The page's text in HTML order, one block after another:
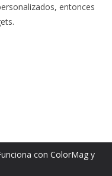
entonces
con ColorMag y